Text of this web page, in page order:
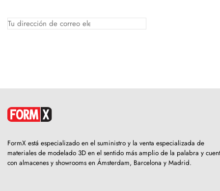
FormX está especializado en el suministro y la venta especializada de
materiales de modelado 3D en el sentido más amplio de la palabra y
con almacenes y showrooms en Ámsterdam, Barcelona y Madrid.